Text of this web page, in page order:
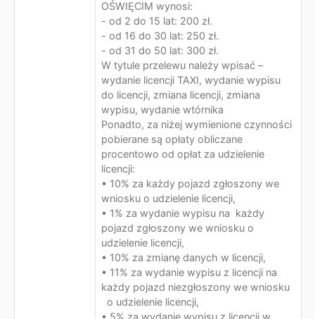
OŚWIĘCIM wynosi:
- od 2 do 15 lat: 200 zł.
- od 16 do 30 lat: 250 zł.
- od 31 do 50 lat: 300 zł.
W tytule przelewu należy wpisać –
wydanie licencji TAXI, wydanie wypisu
do licencji, zmiana licencji, zmiana
wypisu, wydanie wtórnika
Ponadto, za niżej wymienione czynności
pobierane są opłaty obliczane
procentowo od opłat za udzielenie
licencji:
• 10% za każdy pojazd zgłoszony we
wniosku o udzielenie licencji,
• 1% za wydanie wypisu na każdy
pojazd zgłoszony we wniosku o
udzielenie licencji,
• 10% za zmianę danych w licencji,
• 11% za wydanie wypisu z licencji na
każdy pojazd niezgłoszony we wniosku
o udzielenie licencji,
• 5% za wydanie wypisu z licencji w